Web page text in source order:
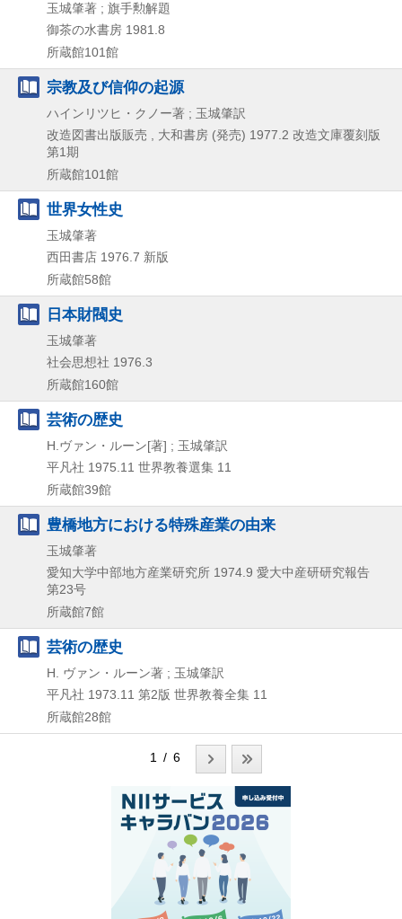
玉城肇著 ; 旗手勲解題
御茶の水書房 1981.8
所蔵館101館
宗教及び信仰の起源
ハインリツヒ・クノー著 ; 玉城肇訳
改造図書出版販売 , 大和書房 (発売) 1977.2 改造文庫覆刻版
第1期
所蔵館101館
世界女性史
玉城肇著
西田書店 1976.7 新版
所蔵館58館
日本財閥史
玉城肇著
社会思想社 1976.3
所蔵館160館
芸術の歴史
H.ヴァン・ルーン[著] ; 玉城肇訳
平凡社 1975.11 世界教養選集 11
所蔵館39館
豊橋地方における特殊産業の由来
玉城肇著
愛知大学中部地方産業研究所 1974.9 愛大中産研研究報告
第23号
所蔵館7館
芸術の歴史
H. ヴァン・ルーン著 ; 玉城肇訳
平凡社 1973.11 第2版 世界教養全集 11
所蔵館28館
1 / 6